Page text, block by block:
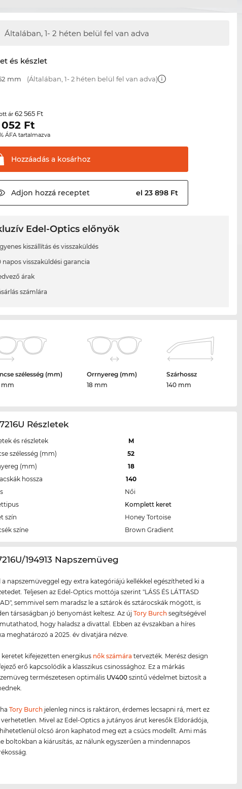
Általában, 1- 2 héten belül fel van adva
és készlet
mm (Általában, 1- 2 héten belül fel van adva)
ár62 565 Ft
Ft
ÁFA tartalmazva
Hozzáadás a kosárhoz
Adjon hozzá receptet el 23 898 Ft
Edel-Optics előnyök
kiszállítás és visszaküldés
napos visszaküldési garancia
árak
számlára
szélesség (mm)
mm
Orrnyereg (mm)
18 mm
Szárhossz
140 mm
Részletek
és részletek
M
szélesség (mm)
52
(mm)
18
hossza
140
Női
Komplett keret
szín
Honey Tortoise
színe
Brown Gradient
194913 Napszemüveg
a napszemüveggel egy extra kategóriájú kellékkel egészítheted ki a
Teljesen az Edel-Optics mottója szerint "LÁSS ÉS LÁTTASD
semmivel sem maradsz le a sztárok és sztárocskák mögött, is
társaságban jó benyomást keltesz. Az újTory Burch segítségével
hogy haladsz a divattal. Ebben az évszakban a híres
meghatározó a 2025. év divatjára nézve.
keretet kifejezetten energikus nők számára tervezték. Merész design
erő kapcsolódik a klasszikus csinossághoz. Ez a márkás
természetesen optimális UV400 szintű védelmet biztosít a
haTory Burch jelenleg nincs is raktáron, érdemes lecsapni rá, mert ez
verhetetlen. Mivel az Edel-Optics a jutányos árut keresők Eldorádója,
hihetetlenül olcsó áron kaphatod meg ezt a csúcs modellt. Ami más
boltokban a kiárusítás, az nálunk egyszerűen a mindennapos